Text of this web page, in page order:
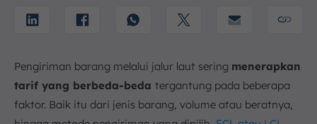
c. RoRo (Roll-on/Roll-off)
e. Liquid Bulk Shipping
5. Kesimpulan
FAQ:
Pengiriman barang melalui jalur laut sering menerapkan
tarif yang berbeda-beda tergantung pada beberapa
faktor. Baik itu dari jenis barang, volume atau beratnya,